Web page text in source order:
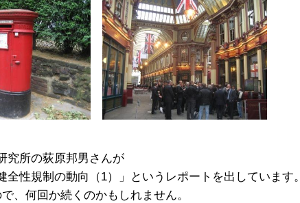
究所の荻原邦男さんが
全性規制の動向（1）」というレポートを出しています。
で、何回か続くのかもしれません。